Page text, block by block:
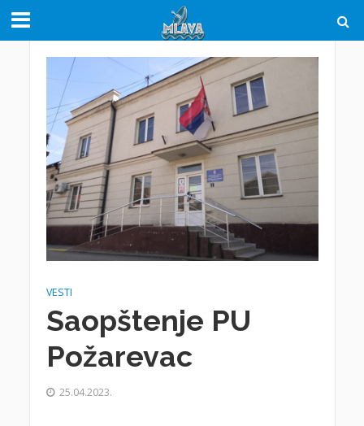
VESTI
Saopštenje PU
Požarevac
25.04.2023.